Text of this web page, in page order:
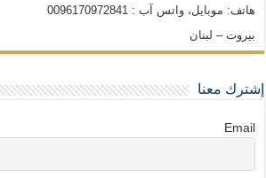
هاتف: موبايل، واتس آب : 0096170972841
بيروت – لبنان
إشترك معنا
Email